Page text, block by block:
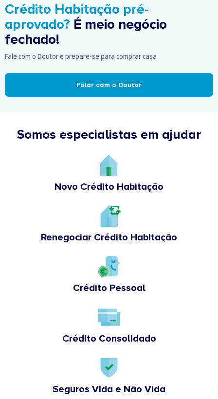
Crédito Habitação pré-
aprovado? É meio negócio
fechado!
Fale com o Doutor e prepare-se para comprar casa
Falar com o Doutor
Somos especialistas em ajudar
Novo Crédito Habitação
Renegociar Crédito Habitação
Crédito Pessoal
Crédito Consolidado
Seguros Vida e Não Vida